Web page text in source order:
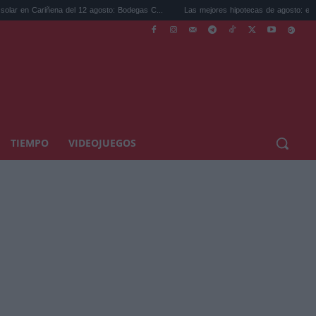
del 12 agosto: Bodegas C... Las mejores hipotecas de agosto: el TAE más
TIEMPO VIDEOJUEGOS